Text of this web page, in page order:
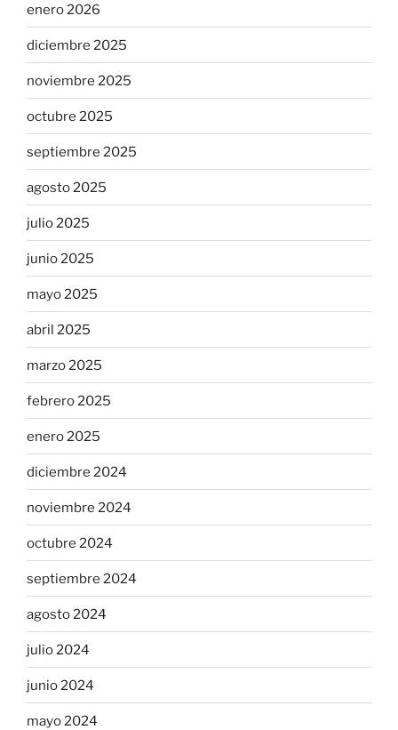
enero 2026
diciembre 2025
noviembre 2025
octubre 2025
septiembre 2025
agosto 2025
julio 2025
junio 2025
mayo 2025
abril 2025
marzo 2025
febrero 2025
enero 2025
diciembre 2024
noviembre 2024
octubre 2024
septiembre 2024
agosto 2024
julio 2024
junio 2024
mayo 2024